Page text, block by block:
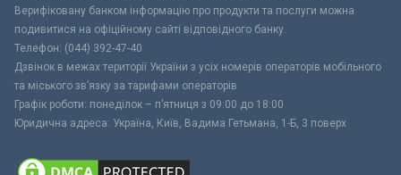
Верифіковану банком інформацію про продукти та послуги можна
подивитися на офіційному сайті відповідного банку.
Телефон: (044) 392-47-40
Дзвінок в межах території України з усіх номерів операторів мобільного
та міського зв’язку за тарифами операторів
Графік роботи: понеділок – п’ятниця з 09:00 до 18:00
Юридична адреса: Україна, Київ, Вадима Гетьмана, 1-Б, 3 поверх